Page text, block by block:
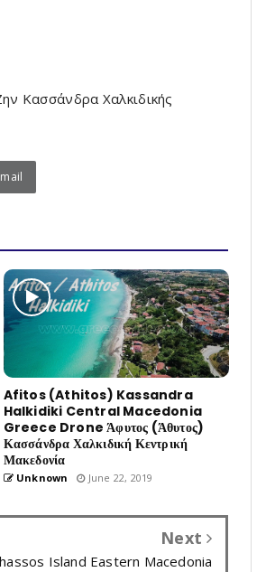
Κασσάνδρα Χαλκιδικής
Afitos (Athitos) Kassandra
Halkidiki Central Macedonia
Greece Drone Άφυτος (Άθυτος)
Κασσάνδρα Χαλκιδική Κεντρική
Μακεδονία
Unknown June 22, 2019
Next
Island Eastern Macedonia